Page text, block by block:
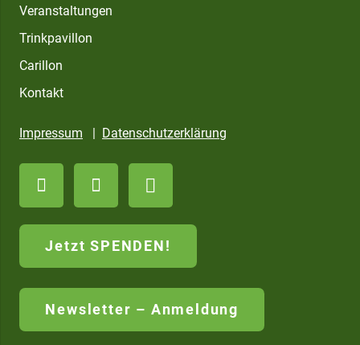
Veranstaltungen
Trinkpavillon
Carillon
Kontakt
Impressum Datenschutzerklärung
Jetzt SPENDEN!
Newsletter – Anmeldung